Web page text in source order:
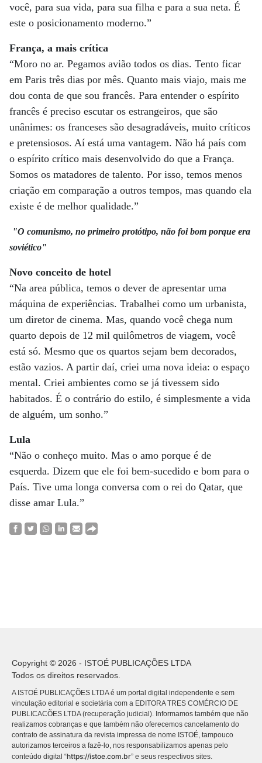
você, para sua vida, para sua filha e para a sua neta. É
este o posicionamento moderno.”
França, a mais crítica
“Moro no ar. Pegamos avião todos os dias. Tento ficar
em Paris três dias por mês. Quanto mais viajo, mais me
dou conta de que sou francês. Para entender o espírito
francês é preciso escutar os estrangeiros, que são
unânimes: os franceses são desagradáveis, muito críticos
e pretensiosos. Aí está uma vantagem. Não há país com
o espírito crítico mais desenvolvido do que a França.
Somos os matadores de talento. Por isso, temos menos
criação em comparação a outros tempos, mas quando ela
existe é de melhor qualidade.”
"O comunismo, no primeiro protótipo, não foi bom porque era
soviético"
Novo conceito de hotel
“Na area pública, temos o dever de apresentar uma
máquina de experiências. Trabalhei como um urbanista,
um diretor de cinema. Mas, quando você chega num
quarto depois de 12 mil quilômetros de viagem, você
está só. Mesmo que os quartos sejam bem decorados,
estão vazios. A partir daí, criei uma nova ideia: o espaço
mental. Criei ambientes como se já tivessem sido
habitados. É o contrário do estilo, é simplesmente a vida
de alguém, um sonho.”
Lula
“Não o conheço muito. Mas o amo porque é de
esquerda. Dizem que ele foi bem-sucedido e bom para o
País. Tive uma longa conversa com o rei do Qatar, que
disse amar Lula.”
Copyright © 2026 - ISTOÉ PUBLICAÇÕES LTDA
Todos os direitos reservados.
A ISTOÉ PUBLICAÇÕES LTDA é um portal digital independente e sem
vinculação editorial e societária com a EDITORA TRES COMÉRCIO DE
PUBLICACÕES LTDA (recuperação judicial). Informamos também que não
realizamos cobranças e que também não oferecemos cancelamento do
contrato de assinatura da revista impressa de nome ISTOÉ, tampouco
autorizamos terceiros a fazê-lo, nos responsabilizamos apenas pelo
conteúdo digital “https://istoe.com.br” e seus respectivos sites.